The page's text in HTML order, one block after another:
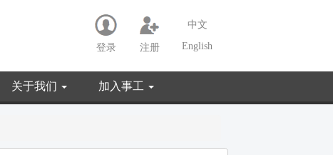
中文
English
注册
登录
关于我们 加入事工